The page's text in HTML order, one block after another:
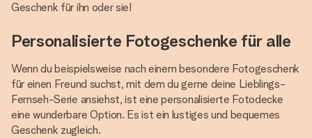
Geschenk für ihn oder sie!
Personalisierte Fotogeschenke für alle
Wenn du beispielsweise nach einem besondere Fotogeschenk
für einen Freund suchst, mit dem du gerne deine Lieblings-
Fernseh-Serie ansiehst, ist eine personalisierte Fotodecke
eine wunderbare Option. Es ist ein lustiges und bequemes
Geschenk zugleich.